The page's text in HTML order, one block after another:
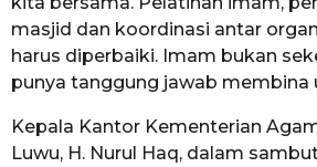
masjid dan koordinasi antar
harus diperbaiki. Imam bukan
punya tanggung jawab membina
Kepala Kantor Kementerian
Luwu, H. Nurul Haq, dalam